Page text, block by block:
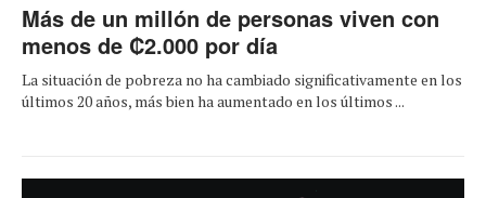
Más de un millón de personas viven con
menos de ₡2.000 por día
La situación de pobreza no ha cambiado significativamente en los
últimos 20 años, más bien ha aumentado en los últimos ...